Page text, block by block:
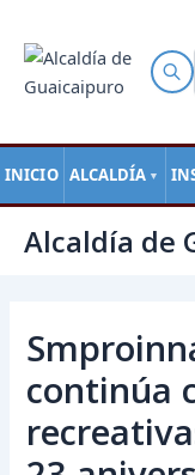
INICIO ALCALDÍA ▼
contenido
Alcaldía de
continúa
de